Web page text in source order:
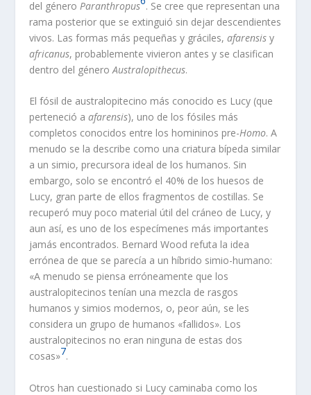
del género Paranthropus . Se cree que representan una
rama posterior que se extinguió sin dejar descendientes
vivos. Las formas más pequeñas y gráciles,afarensis y
africanus, probablemente vivieron antes y se clasifican
dentro del géneroAustralopithecus.
El fósil de australopitecino más conocido es Lucy (que
perteneció aafarensis), uno de los fósiles más
completos conocidos entre los homininos pre-Homo. A
menudo se la describe como una criatura bípeda similar
a un simio, precursora ideal de los humanos. Sin
embargo, solo se encontró el 40% de los huesos de
Lucy, gran parte de ellos fragmentos de costillas. Se
recuperó muy poco material útil del cráneo de Lucy, y
aun así, es uno de los especímenes más importantes
jamás encontrados. Bernard Wood refuta la idea
errónea de que se parecía a un híbrido simio-humano:
«A menudo se piensa erróneamente que los
australopitecinos tenían una mezcla de rasgos
humanos y simios modernos, o, peor aún, se les
considera un grupo de humanos «fallidos». Los
australopitecinos no eran ninguna de estas dos
cosas»7.
Otros han cuestionado si Lucy caminaba como los